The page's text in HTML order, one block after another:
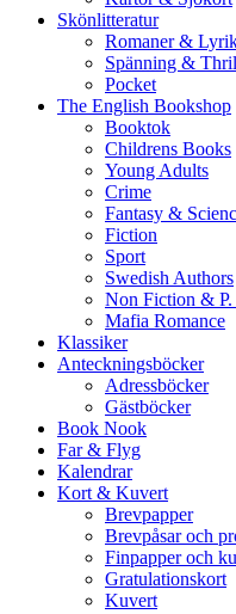
Skönlitteratur
Romaner &
Spänning &
Pocket
The English Bookshop
Booktok
Childrens Books
Young Adults
Crime
Fantasy &
Fiction
Sport
Swedish Authors
Non Fiction &
Mafia Romance
Klassiker
Anteckningsböcker
Adressböcker
Gästböcker
Book Nook
Far & Flyg
Kalendrar
Kort & Kuvert
Brevpapper
Brevpåsar och
Finpapper och
Gratulationskort
Kuvert